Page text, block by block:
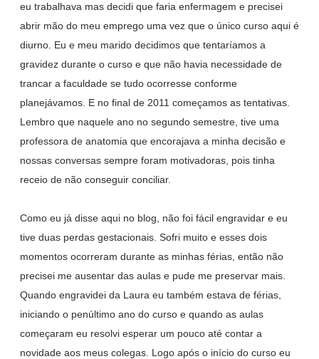
eu trabalhava mas decidi que faria enfermagem e precisei
abrir mão do meu emprego uma vez que o único curso aqui é
diurno. Eu e meu marido decidimos que tentaríamos a
gravidez durante o curso e que não havia necessidade de
trancar a faculdade se tudo ocorresse conforme
planejávamos. E no final de 2011 começamos as tentativas.
Lembro que naquele ano no segundo semestre, tive uma
professora de anatomia que encorajava a minha decisão e
nossas conversas sempre foram motivadoras, pois tinha
receio de não conseguir conciliar.
Como eu já disse aqui no blog, não foi fácil engravidar e eu
tive duas perdas gestacionais. Sofri muito e esses dois
momentos ocorreram durante as minhas férias, então não
precisei me ausentar das aulas e pude me preservar mais.
Quando engravidei da Laura eu também estava de férias,
iniciando o penúltimo ano do curso e quando as aulas
começaram eu resolvi esperar um pouco até contar a
novidade aos meus colegas. Logo após o início do curso eu